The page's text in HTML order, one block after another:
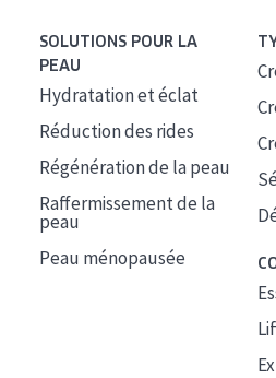
SOLUTIONS POUR LA
PEAU
Hydratation et éclat
Réduction des rides
Régénération de la peau
Raffermissement de la
peau
Peau ménopausée